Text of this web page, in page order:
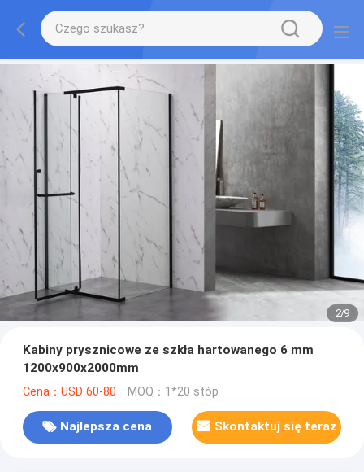
2/9
Kabiny prysznicowe ze szkła hartowanego 6 mm
1200x900x2000mm
Cena：USD 60-80 MOQ：1*20 stóp
Najlepsza cena Skontaktuj się teraz